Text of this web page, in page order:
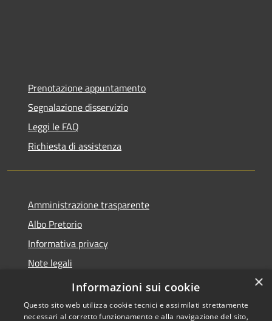
Prenotazione appuntamento
Segnalazione disservizio
Leggi le FAQ
Richiesta di assistenza
Amministrazione trasparente
Albo Pretorio
Informativa privacy
Note legali
Dichiarazione di accessibilità
×
Informazioni sui cookie
Questo sito web utilizza cookie tecnici e assimilati strettamente
necessari al corretto funzionamento e alla navigazione del sito,